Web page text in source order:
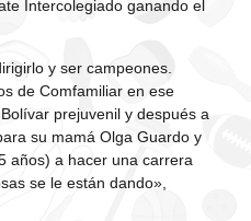
Intercolegiado ganando el
y ser campeones.
de Comfamiliar en ese
prejuvenil y después a
su mamá Olga Guardo y
años) a hacer una carrera
se le están dando»,